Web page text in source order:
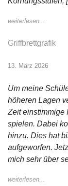
weiterlesen...
Griffbrettgrafik
13. März 2026
Um meine
höheren Lagen
Zeit einstimmige
spielen. Dabei
hinzu. Dies hat
aufgeworfen.
mich sehr über
weiterlesen...